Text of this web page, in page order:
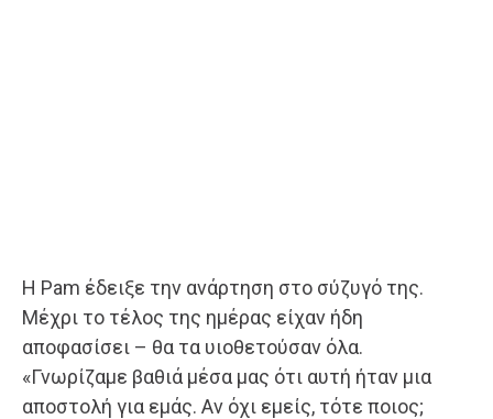
Η Pam έδειξε την ανάρτηση στο σύζυγό της.
Μέχρι το τέλος της ημέρας είχαν ήδη
αποφασίσει – θα τα υιοθετούσαν όλα.
«Γνωρίζαμε βαθιά μέσα μας ότι αυτή ήταν μια
αποστολή για εμάς. Αν όχι εμείς, τότε ποιος;